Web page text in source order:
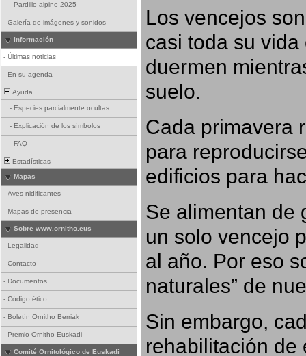
- Pardillo alpino 2025
- Galería de imágenes y sonidos
Información
- Últimas noticias
- En su agenda
Ayuda
- Especies parcialmente ocultas
- Explicación de los símbolos
- FAQ
Estadísticas
Mapas
- Aves nidificantes
- Mapas de presencia
Sobre www.ornitho.eus
- Legalidad
- Contacto
- Documentos
- Código ético
- Boletín Ornitho Berriak
- Premio Ornitho Euskadi
Comité Ornitológico de Euskadi
Los vencejos
casi toda su
duermen
suelo.
Cada primavera
para
edificios para
Se alimentan de
un solo vencejo
al año. Por eso
naturales” de
Sin embargo,
rehabilitación de